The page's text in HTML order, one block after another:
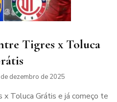
Tigres x Toluca
dezembro de 2025
Toluca Grátis e já começo te